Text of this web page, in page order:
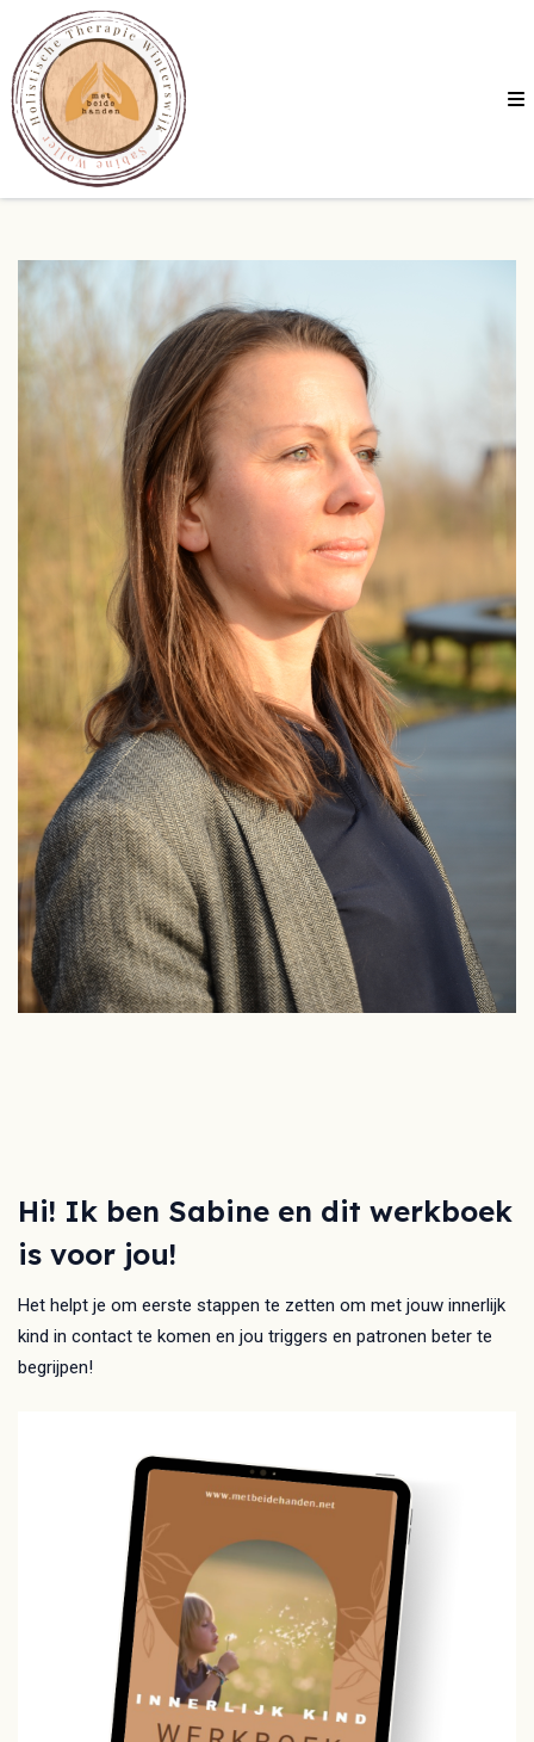
Hi! Ik ben Sabine en dit werkboek
is voor jou!
Het helpt je om eerste stappen te zetten om met jouw innerlijk
kind in contact te komen en jou triggers en patronen beter te
begrijpen!